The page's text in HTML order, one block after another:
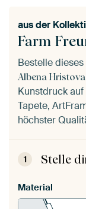
Farm
aus der
Bestelle
Albena Hristova
Kunstdruck
Tapete,
höchster
1 Stelle
Material